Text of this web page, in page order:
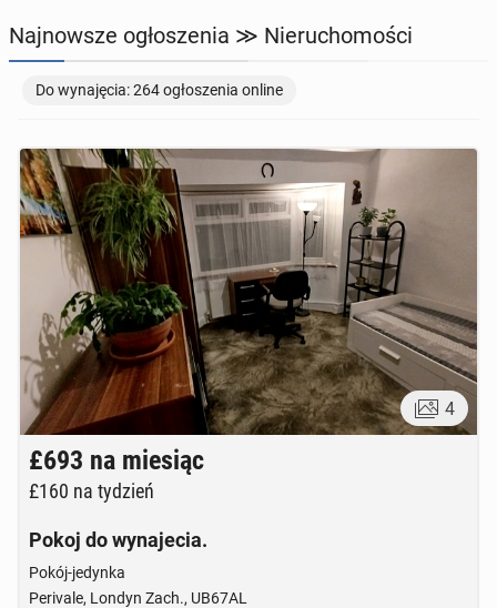
KUPIĘ & SPRZEDAM 44ogłoszenia online
TOWARZYSKIE
Najnowsze ogłoszenia ≫ Nieruchomości
Do wynajęcia: 264 ogłoszenia online
4
£693 na miesiąc
£160 na tydzień
Pokoj do wynajecia.
Pokój-jedynka
Perivale, Londyn Zach., UB67AL